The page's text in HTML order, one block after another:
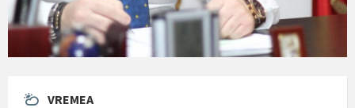
VREMEA